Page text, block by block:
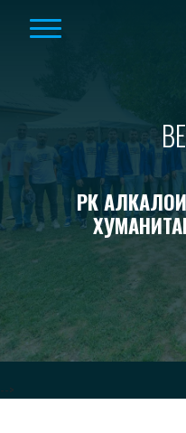
РК
-->